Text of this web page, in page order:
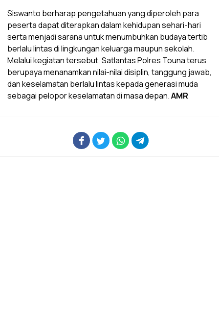
Siswanto berharap pengetahuan yang diperoleh para
peserta dapat diterapkan dalam kehidupan sehari-hari
serta menjadi sarana untuk menumbuhkan budaya tertib
berlalu lintas di lingkungan keluarga maupun sekolah.
Melalui kegiatan tersebut, Satlantas Polres Touna terus
berupaya menanamkan nilai-nilai disiplin, tanggung jawab,
dan keselamatan berlalu lintas kepada generasi muda
sebagai pelopor keselamatan di masa depan.AMR